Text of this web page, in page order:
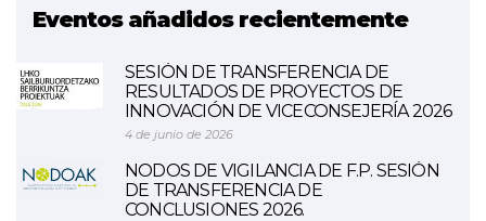
Eventos añadidos recientemente
SESIÓN DE TRANSFERENCIA DE
RESULTADOS DE PROYECTOS DE
INNOVACIÓN DE VICECONSEJERÍA 2026
4 de junio de 2026
NODOS DE VIGILANCIA DE F.P. SESIÓN
DE TRANSFERENCIA DE
CONCLUSIONES 2026.